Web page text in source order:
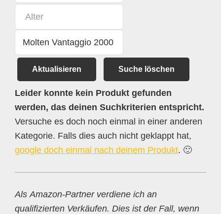
Aktualisieren Suche löschen
Leider konnte kein Produkt gefunden
werden, das deinen Suchkriterien entspricht.
Versuche es doch noch einmal in einer anderen
Kategorie. Falls dies auch nicht geklappt hat,
google doch einmal nach deinem Produkt. 🙂
Als Amazon-Partner verdiene ich an
qualifizierten Verkäufen. Dies ist der Fall, wenn